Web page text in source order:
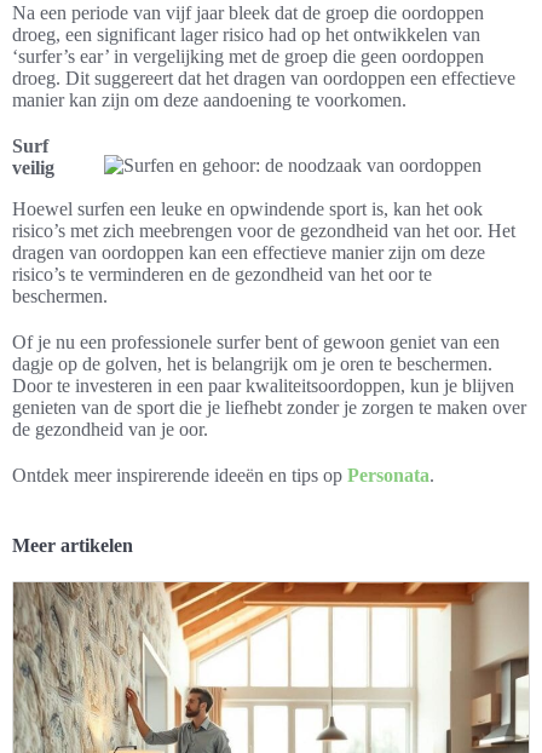
Na een periode van vijf jaar bleek dat de groep die oordoppen
droeg, een significant lager risico had op het ontwikkelen van
‘surfer’s ear’ in vergelijking met de groep die geen oordoppen
droeg. Dit suggereert dat het dragen van oordoppen een effectieve
manier kan zijn om deze aandoening te voorkomen.
Surf
veilig
Hoewel surfen een leuke en opwindende sport is, kan het ook
risico’s met zich meebrengen voor de gezondheid van het oor. Het
dragen van oordoppen kan een effectieve manier zijn om deze
risico’s te verminderen en de gezondheid van het oor te
beschermen.
Of je nu een professionele surfer bent of gewoon geniet van een
dagje op de golven, het is belangrijk om je oren te beschermen.
Door te investeren in een paar kwaliteitsoordoppen, kun je blijven
genieten van de sport die je liefhebt zonder je zorgen te maken over
de gezondheid van je oor.
Ontdek meer inspirerende ideeën en tips op Personata.
Meer artikelen